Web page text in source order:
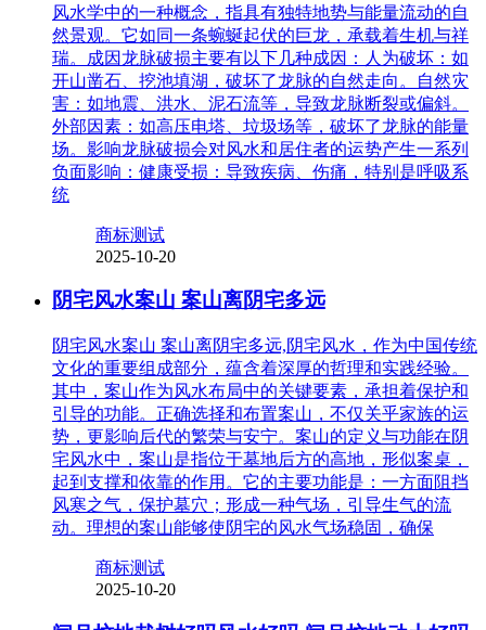
风水学中的一种概念，指具有独特地势与能量流动的自
然景观。它如同一条蜿蜒起伏的巨龙，承载着生机与祥
瑞。成因龙脉破损主要有以下几种成因：人为破坏：如
开山凿石、挖池填湖，破坏了龙脉的自然走向。自然灾
害：如地震、洪水、泥石流等，导致龙脉断裂或偏斜。
外部因素：如高压电塔、垃圾场等，破坏了龙脉的能量
场。影响龙脉破损会对风水和居住者的运势产生一系列
负面影响：健康受损：导致疾病、伤痛，特别是呼吸系
统
商标测试
2025-10-20
阴宅风水案山 案山离阴宅多远
阴宅风水案山 案山离阴宅多远,阴宅风水，作为中国传统
文化的重要组成部分，蕴含着深厚的哲理和实践经验。
其中，案山作为风水布局中的关键要素，承担着保护和
引导的功能。正确选择和布置案山，不仅关乎家族的运
势，更影响后代的繁荣与安宁。案山的定义与功能在阴
宅风水中，案山是指位于墓地后方的高地，形似案桌，
起到支撑和依靠的作用。它的主要功能是：一方面阻挡
风寒之气，保护墓穴；形成一种气场，引导生气的流
动。理想的案山能够使阴宅的风水气场稳固，确保
商标测试
2025-10-20